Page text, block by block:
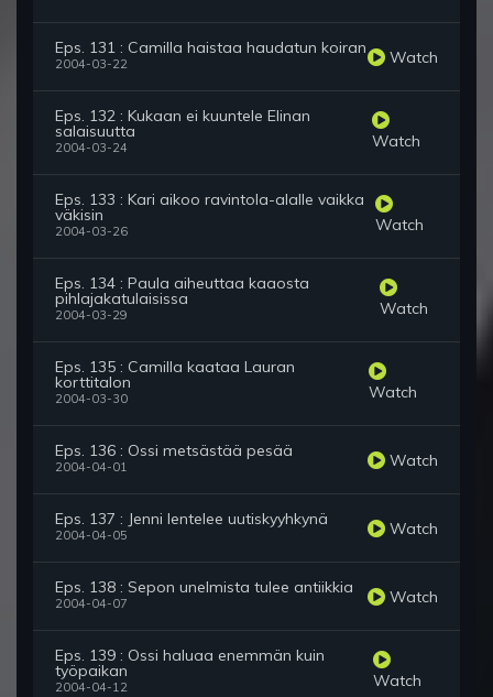
Eps. 131 : Camilla haistaa haudatun koiran
2004-03-22 Watch
Eps. 132 : Kukaan ei kuuntele Elinan
salaisuutta
2004-03-24 Watch
Eps. 133 : Kari aikoo ravintola-alalle vaikka
väkisin
2004-03-26 Watch
Eps. 134 : Paula aiheuttaa kaaosta
pihlajakatulaisissa
2004-03-29 Watch
Eps. 135 : Camilla kaataa Lauran
korttitalon
2004-03-30 Watch
Eps. 136 : Ossi metsästää pesää
2004-04-01 Watch
Eps. 137 : Jenni lentelee uutiskyyhkynä
2004-04-05 Watch
Eps. 138 : Sepon unelmista tulee antiikkia
2004-04-07 Watch
Eps. 139 : Ossi haluaa enemmän kuin
työpaikan
2004-04-12 Watch